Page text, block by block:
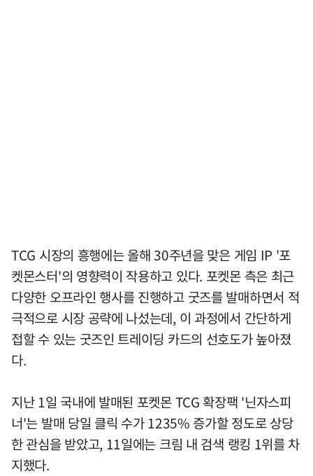
TCG 시장의 흥행에는 올해 30주년을 맞은 게임 IP '포
켓몬스터'의 영향력이 작용하고 있다. 포켓몬 측은 최근
다양한 오프라인 행사를 진행하고 굿즈를 발매하면서 적
극적으로 시장 공략에 나섰는데, 이 과정에서 간단하게
접할 수 있는 굿즈인 트레이딩 카드의 선호도가 높아졌
다.
지난 1일 국내에 발매된 포켓몬 TCG 확장팩 '닌자스피
너'는 발매 당일 클릭 수가 1235% 증가할 정도로 상당
한 관심을 받았고, 11일에는 크림 내 검색 랭킹 1위를 차
지했다.